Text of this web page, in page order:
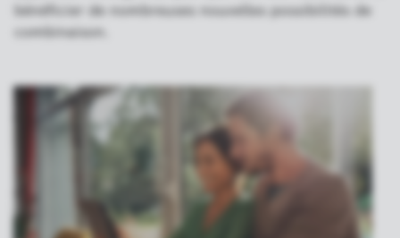
bénéficier de nombreuses nouvelles possibilités de
combinaison.